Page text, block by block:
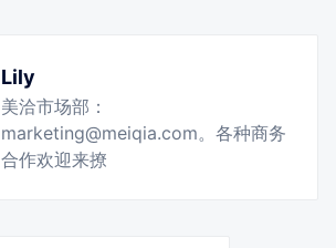
Lily
美洽市场部：
marketing@meiqia.com。各种商务
合作欢迎来撩